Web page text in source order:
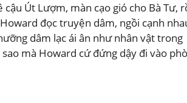
Út Lượm, màn cạo gió cho Bà Tư,
đọc truyện dâm, ngồi cạnh
dâm lạc ái ân như nhân vật trong
mà Howard cứ đứng dậy đi vào